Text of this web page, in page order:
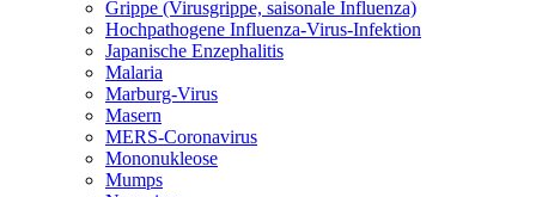
Grippe (Virusgrippe, saisonale Influenza)
Hochpathogene Influenza-Virus-Infektion
Japanische Enzephalitis
Malaria
Marburg-Virus
Masern
MERS-Coronavirus
Mononukleose
Mumps